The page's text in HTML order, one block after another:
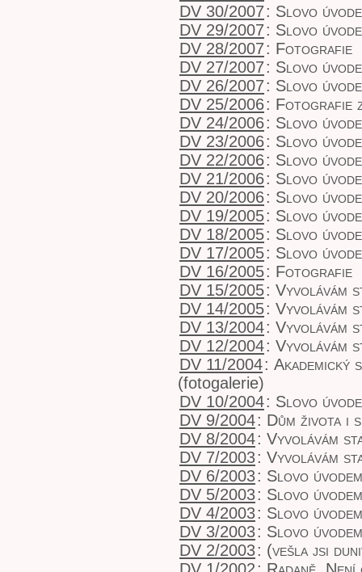
DV 30/2007: Slovo
DV 29/2007: Slovo
DV 28/2007: Fotografie
DV 27/2007: Slovo
DV 26/2007: Slovo
DV 25/2006: Fotografie
DV 24/2006: Slovo
DV 23/2006: Slovo
DV 22/2006: Slovo
DV 21/2006: Slovo
DV 20/2006: Slovo
DV 19/2005: Slovo
DV 18/2005: Slovo
DV 17/2005: Slovo
DV 16/2005: Fotografie
DV 15/2005: Vyvolávám
DV 14/2005: Vyvolávám
DV 13/2004: Vyvolávám
DV 12/2004: Vyvolávám
DV 11/2004:
(fotogalerie)
DV 10/2004: Slovo
DV 9/2004: Dům života i
DV 8/2004: Vyvolávám
DV 7/2003: Vyvolávám
DV 6/2003: Slovo úvodem
DV 5/2003: Slovo úvodem
DV 4/2003: Slovo úvodem
DV 3/2003: Slovo úvodem
DV 2/2003: (vešla jsi